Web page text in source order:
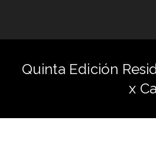
Quinta Edición
x